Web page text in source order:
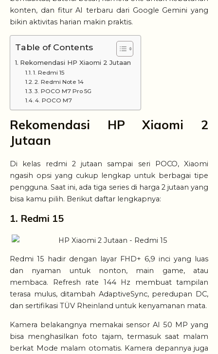
konten, dan fitur AI terbaru dari Google Gemini yang
bikin aktivitas harian makin praktis.
Table of Contents
Rekomendasi HP Xiaomi 2 Jutaan
1. Redmi 15
2. Redmi Note 14
3. POCO M7 Pro 5G
4. POCO M7
Rekomendasi HP Xiaomi 2
Jutaan
Di kelas redmi 2 jutaan sampai seri POCO, Xiaomi
ngasih opsi yang cukup lengkap untuk berbagai tipe
pengguna. Saat ini, ada tiga series di harga 2 jutaan yang
bisa kamu pilih. Berikut daftar lengkapnya:
1. Redmi 15
Redmi 15 hadir dengan layar FHD+ 6,9 inci yang luas
dan nyaman untuk nonton, main game, atau
membaca. Refresh rate 144 Hz membuat tampilan
terasa mulus, ditambah AdaptiveSync, peredupan DC,
dan sertifikasi TÜV Rheinland untuk kenyamanan mata.
Kamera belakangnya memakai sensor AI 50 MP yang
bisa menghasilkan foto tajam, termasuk saat malam
berkat Mode malam otomatis. Kamera depannya juga